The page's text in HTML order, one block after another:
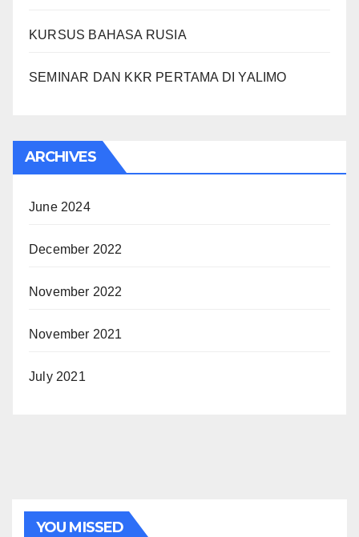
KURSUS BAHASA RUSIA
SEMINAR DAN KKR PERTAMA DI YALIMO
ARCHIVES
June 2024
December 2022
November 2022
November 2021
July 2021
YOU MISSED